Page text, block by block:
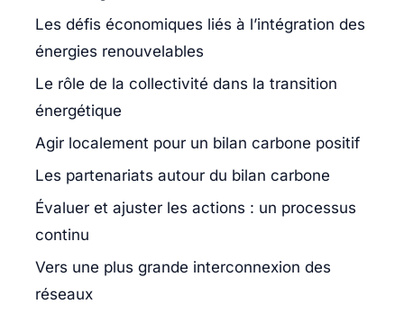
Les défis économiques liés à l’intégration des
énergies renouvelables
Le rôle de la collectivité dans la transition
énergétique
Agir localement pour un bilan carbone positif
Les partenariats autour du bilan carbone
Évaluer et ajuster les actions : un processus
continu
Vers une plus grande interconnexion des
réseaux